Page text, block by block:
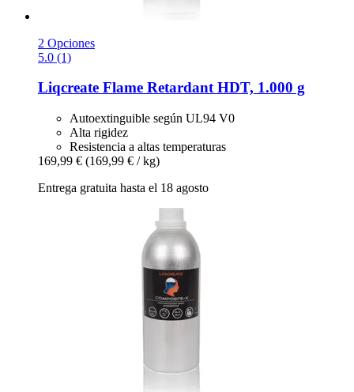
2 Opciones
5.0 (1)
Liqcreate Flame Retardant HDT, 1.000 g
Autoextinguible según UL94 V0
Alta rigidez
Resistencia a altas temperaturas
169,99 € (169,99 € / kg)
Entrega gratuita hasta el 18 agosto